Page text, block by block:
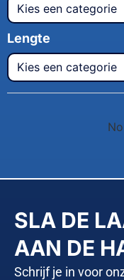
Kies een categorie
Lengte
Kies een categorie
SLA DE
AAN DE
Schrijf je in voor